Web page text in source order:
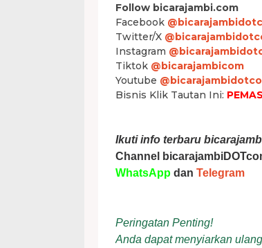
Follow bicarajambi.com
Facebook
Twitter/X
Instagram
Tiktok @bicarajambicom
Youtube
Bisnis Klik Tautan Ini:
Ikuti info terbaru
Channel
WhatsApp dan Telegram
Peringatan Penting!
Anda dapat menyiarkan